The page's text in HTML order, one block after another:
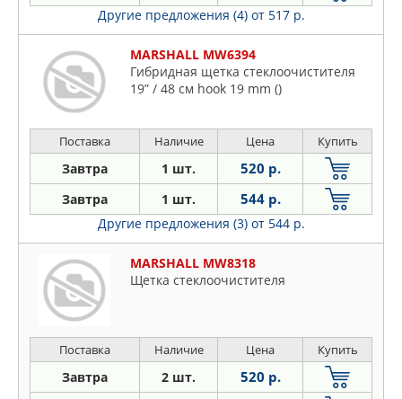
Другие предложения (4) от 517 р.
MARSHALL MW6394
Гибридная щетка стеклоочистителя
19” / 48 см hook 19 mm ()
Поставка Наличие Цена Купить
Завтра 1 шт. 520 р.
Завтра 1 шт. 544 р.
Другие предложения (3) от 544 р.
MARSHALL MW8318
Щетка стеклоочистителя
Поставка Наличие Цена Купить
Завтра 2 шт.
520 р.